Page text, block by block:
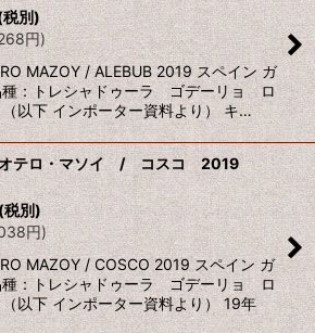
税別)
円)
MAZOY / ALEBUB 2019 スペイン ガ
種：トレシャドゥーラ ゴデーリョ ロ
以下 インポーター資料より） キ…
オテロ・マソイ / コスコ 2019
(税別)
円)
MAZOY / COSCO 2019 スペイン ガ
種：トレシャドゥーラ ゴデーリョ ロ
以下 インポーター資料より） 19年